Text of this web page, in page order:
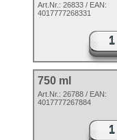
Art.Nr.: 26833 / EAN:
4017777268331
750 ml
Art.Nr.: 26788 / EAN:
4017777267884